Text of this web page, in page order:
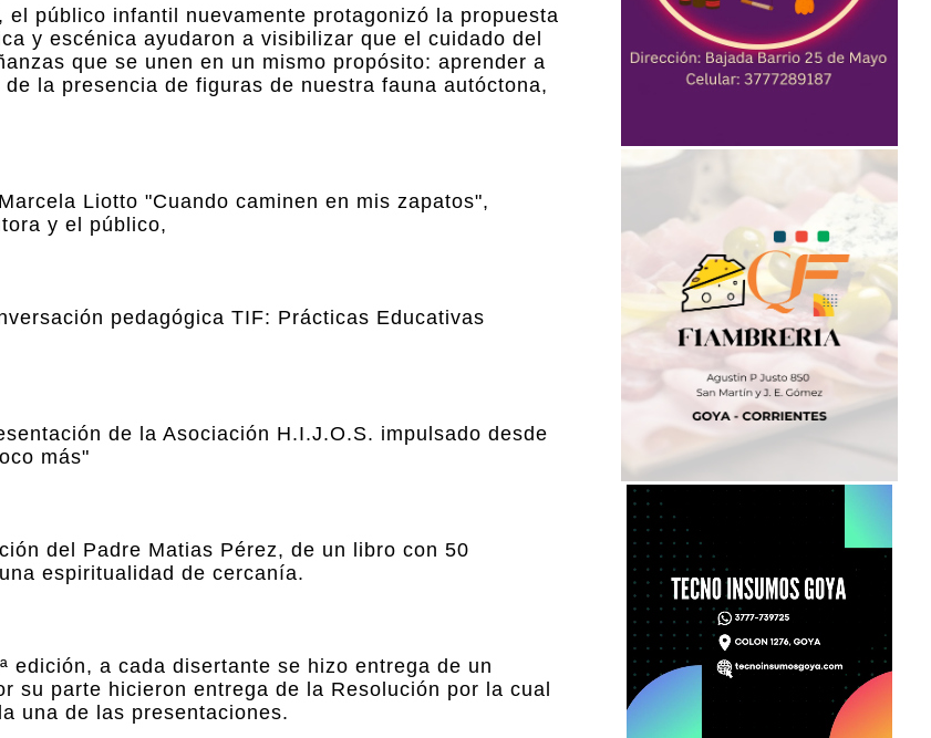
público infantil nuevamente protagonizó la propuesta
y escénica ayudaron a visibilizar que el cuidado del
que se unen en un mismo propósito: aprender a
la presencia de figuras de nuestra fauna autóctona,
Liotto "Cuando caminen en mis zapatos",
y el público,
pedagógica TIF: Prácticas Educativas
de la Asociación H.I.J.O.S. impulsado desde
más"
del Padre Matias Pérez, de un libro con 50
espiritualidad de cercanía.
edición, a cada disertante se hizo entrega de un
su parte hicieron entrega de la Resolución por la cual
una de las presentaciones.